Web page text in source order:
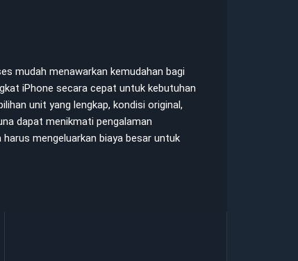
mudah menawarkan kemudahan bagi
iPhone secara cepat untuk kebutuhan
unit yang lengkap, kondisi original,
dapat menikmati pengalaman
mengeluarkan biaya besar untuk